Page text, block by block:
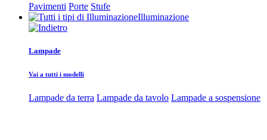
Pavimenti Porte Stufe
Illuminazione
Lampade
Vai a tutti i modelli
Lampade da terra Lampade da tavolo Lampade a sospensione